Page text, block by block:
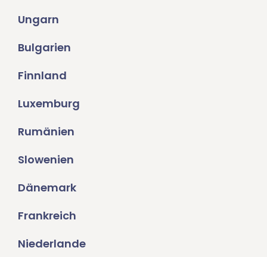
Ungarn
Bulgarien
Finnland
Luxemburg
Rumänien
Slowenien
Dänemark
Frankreich
Niederlande